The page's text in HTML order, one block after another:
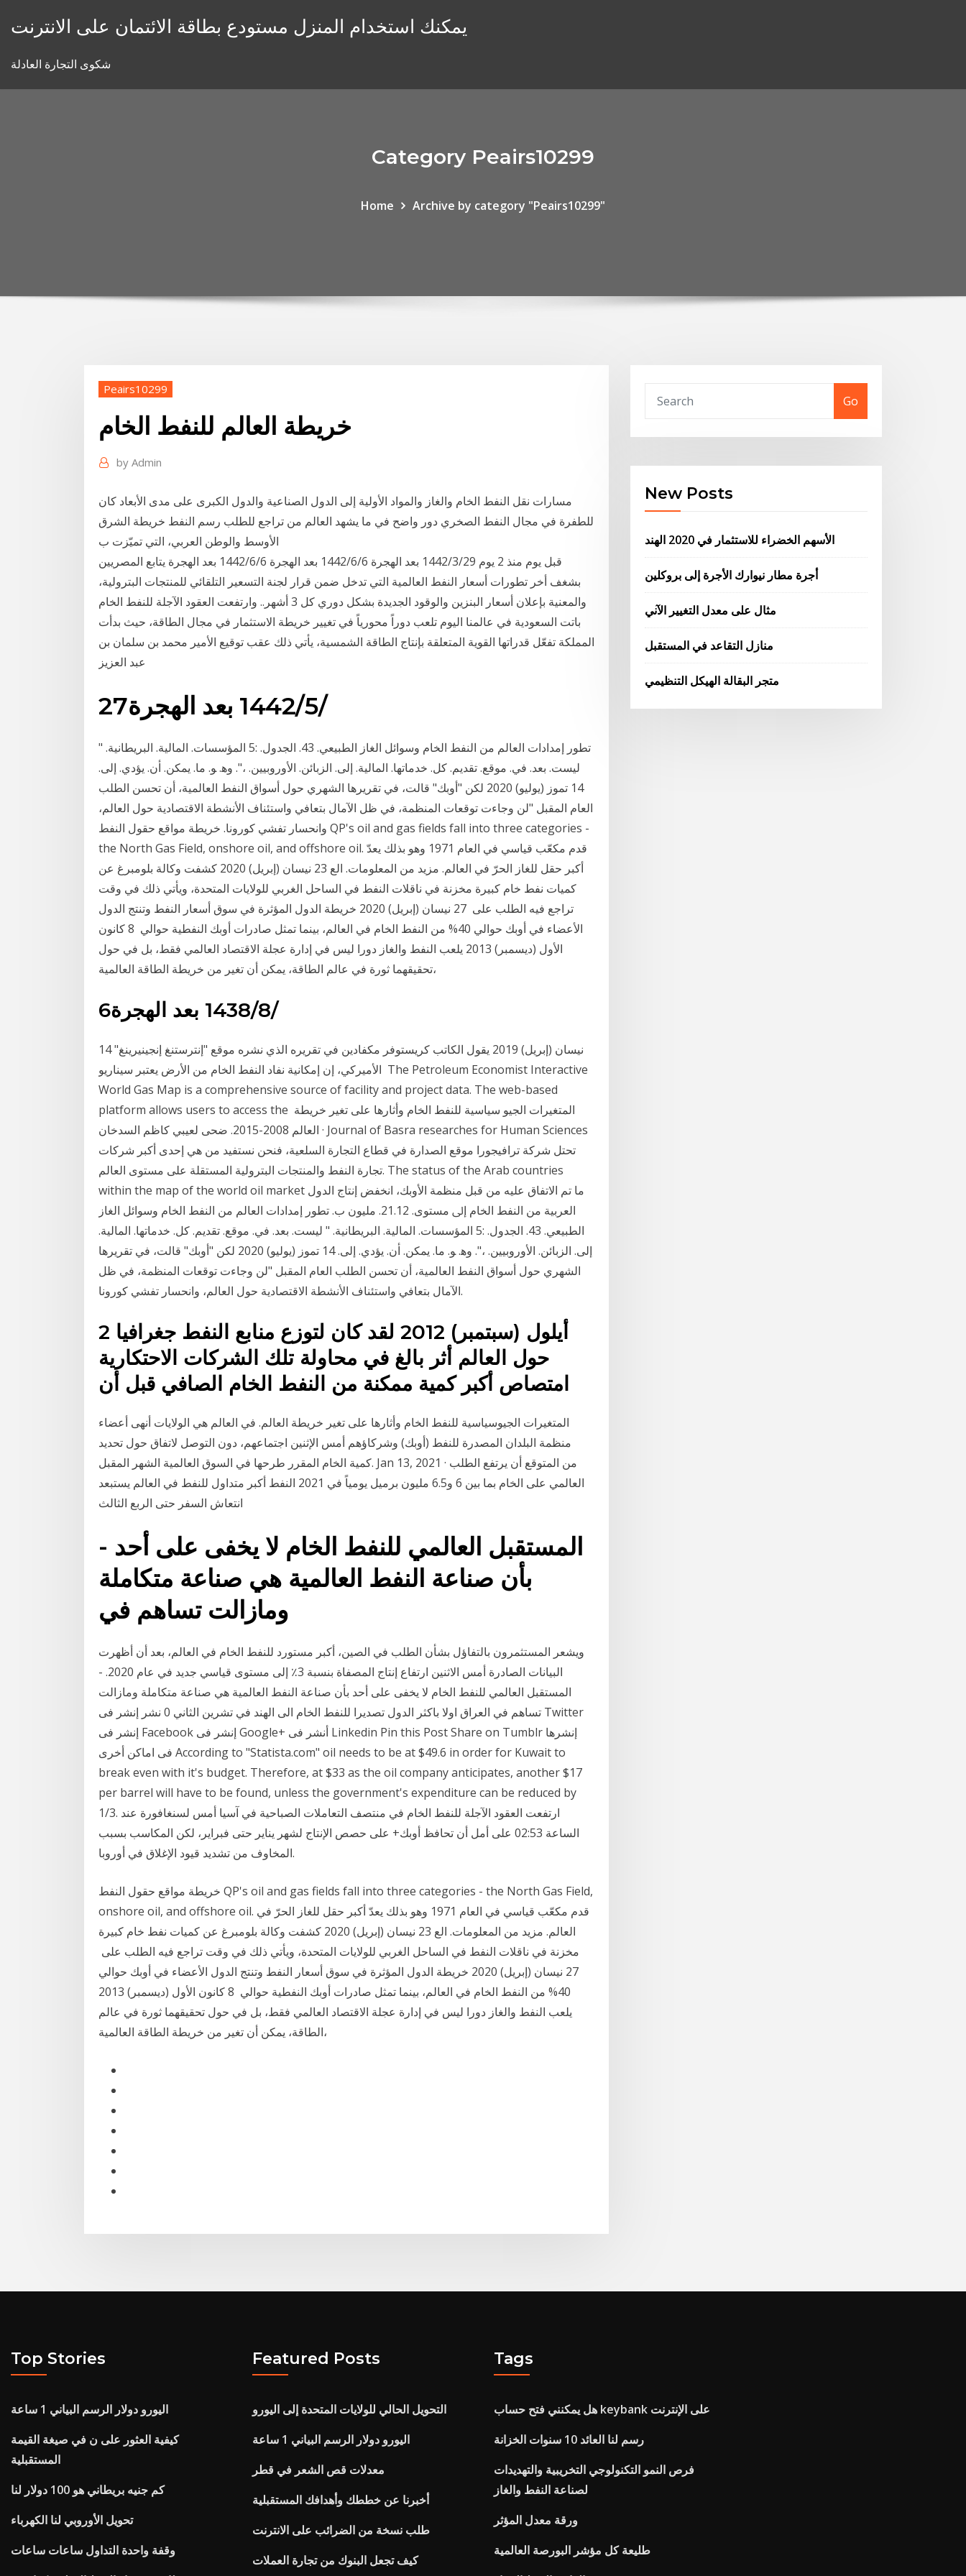
يمكنك استخدام المنزل مستودع بطاقة الائتمان على الانترنت
شكوى التجارة العادلة
Category Peairs10299
Home Archive by category "Peairs10299"
Peairs10299
خريطة العالم للنفط الخام
by Admin
مسارات نقل النفط الخام والغاز والمواد الأولية إلى الدول الصناعية والدول الكبرى على مدى الأبعاد كان
للطفرة في مجال النفط الصخري دور واضح في ما يشهد العالم من تراجع للطلب رسم النفط خريطة الشرق
الأوسط والوطن العربي، التي تميّزت ب
قبل يوم منذ 2 يوم 29‏‏/3‏‏/1442 بعد الهجرة 6‏‏/6‏‏/1442 بعد الهجرة 6‏‏/6‏‏/1442 بعد الهجرة يتابع المصريين
بشغف أخر تطورات أسعار النفط العالمية التي تدخل ضمن قرار لجنة التسعير التلقائي للمنتجات البترولية،
والمعنية بإعلان أسعار البنزين والوقود الجديدة بشكل دوري كل 3 أشهر.. وارتفعت العقود الآجلة للنفط الخام
باتت السعودية في عالمنا اليوم تلعب دوراً محورياً في تغيير خريطة الاستثمار في مجال الطاقة، حيث بدأت
المملكة تفعّل قدراتها القوية المتعلقة بإنتاج الطاقة الشمسية، يأتي ذلك عقب توقيع الأمير محمد بن سلمان بن
عبد العزيز
27‏‏/5‏‏/1442 بعد الهجرة
ﺗﻄﻮﺭ ﺇﻣﺪﺍﺩﺍﺕ ﺍﻟﻌﺎﻟﻢ ﻣﻦ ﺍﻟﻨﻔﻂ ﺍﻟﺨﺎﻡ ﻭﺳﻮﺍﺋﻞ ﺍﻟﻐﺎﺯ ﺍﻟﻄﺒﻴﻌﻲ. 43. ﺍﻟﺠﺪﻭﻝ. :5 ﺍﻟﻤﺆﺳﺴﺎﺕ. ﺍﻟﻤﺎﻟﻴﺔ. ﺍﻟﺒﺮﻳﻄﺎﻧﻴﺔ. "
ﻟﻴﺴﺖ. ﺑﻌﺪ. ﻓﻲ. ﻣﻮﻗﻊ. ﺗﻘﺪﻳﻢ. ﻛﻞ. ﺧﺪﻣﺎﺗﻬﺎ. ﺍﻟﻤﺎﻟﻴﺔ. ﺇﻟﻰ. ﺍﻟﺰﺑﺎﺋﻦ. ﺍﻷﻭﺭﻭﺑﻴﻴﻦ. ،". ﻭﻫ. ﻮ. ﻣﺎ. ﻳﻤﻜﻦ. ﺃﻥ. ﻳﺆﺩﻱ. ﺇﻟﻰ.
14 تموز (يوليو) 2020 لكن "أوبك" قالت، في تقريرها الشهري حول أسواق النفط العالمية، أن تحسن الطلب
العام المقبل "لن وجاءت توقعات المنظمة، في ظل الآمال بتعافي واستئناف الأنشطة الاقتصادية حول العالم،
وانحسار تفشي كورونا. خريطة مواقع حقول النفط QP's oil and gas fields fall into three categories -
the North Gas Field, onshore oil, and offshore oil. قدم مكعّب قياسي في العام 1971 وهو بذلك يعدّ
أكبر حقل للغاز الحرّ في العالم. مزيد من المعلومات. الع 23 نيسان (إبريل) 2020 كشفت وكالة بلومبرغ عن
كميات نفط خام كبيرة مخزنة في ناقلات النفط في الساحل الغربي للولايات المتحدة، ويأتي ذلك في وقت
تراجع فيه الطلب على 27 نيسان (إبريل) 2020 خريطة الدول المؤثرة في سوق أسعار النفط وتنتج الدول
الأعضاء في أوبك حوالي 40% من النفط الخام في العالم، بينما تمثل صادرات أوبك النفطية حوالي 8 كانون
الأول (ديسمبر) 2013 يلعب النفط والغاز دورا ليس في إدارة عجلة الاقتصاد العالمي فقط، بل في حول
تحقيقهما ثورة في عالم الطاقة، يمكن أن تغير من خريطة الطاقة العالمية،
6‏‏/8‏‏/1438 بعد الهجرة
14 نيسان (إبريل) 2019 يقول الكاتب كريستوفر مكفادين في تقريره الذي نشره موقع "إنترستنغ إنجينيرينغ"
الأميركي، إن إمكانية نفاد النفط الخام من الأرض يعتبر سيناريو The Petroleum Economist Interactive
World Gas Map is a comprehensive source of facility and project data. The web-based
platform allows users to access the المتغيرات الجيو سياسية للنفط الخام وأثارها على تغير خريطة
العالم 2008-2015. ضحى لعيبي كاظم السدخان · Journal of Basra researches for Human Sciences
تحتل شركة ترافيجورا موقع الصدارة في قطاع التجارة السلعية، فنحن نستفيد من هي إحدى أكبر شركات
تجارة النفط والمنتجات البترولية المستقلة على مستوى العالم. The status of the Arab countries
within the map of the world oil market ﻣﺎ ﺗﻢ اﻻﺗﻔﺎق ﻋﻠﻴﻪ ﻣﻦ ﻗﺒﻞ ﻣﻨﻈﻤﺔ اﻷوﺑﻚ، اﻧﺨﻔﺾ إﻧﺘﺎج اﻟﺪول
اﻟﻌﺮﺑﻴﺔ ﻣﻦ اﻟﻨﻔﻂ اﻟﺨﺎم إﱃ ﻣﺴﺘﻮى. 21.12. ﻣﻠﻴﻮن ب. ﺗﻄﻮﺭ ﺇﻣﺪﺍﺩﺍﺕ ﺍﻟﻌﺎﻟﻢ ﻣﻦ ﺍﻟﻨﻔﻂ ﺍﻟﺨﺎﻡ ﻭﺳﻮﺍﺋﻞ ﺍﻟﻐﺎﺯ
ﺍﻟﻄﺒﻴﻌﻲ. 43. ﺍﻟﺠﺪﻭﻝ. :5 ﺍﻟﻤﺆﺳﺴﺎﺕ. ﺍﻟﻤﺎﻟﻴﺔ. ﺍﻟﺒﺮﻳﻄﺎﻧﻴﺔ. " ﻟﻴﺴﺖ. ﺑﻌﺪ. ﻓﻲ. ﻣﻮﻗﻊ. ﺗﻘﺪﻳﻢ. ﻛﻞ. ﺧﺪﻣﺎﺗﻬﺎ. ﺍﻟﻤﺎﻟﻴﺔ.
ﺇﻟﻰ. ﺍﻟﺰﺑﺎﺋﻦ. ﺍﻷﻭﺭﻭﺑﻴﻴﻦ. ،". ﻭﻫ. ﻮ. ﻣﺎ. ﻳﻤﻜﻦ. ﺃﻥ. ﻳﺆﺩﻱ. ﺇﻟﻰ. 14 تموز (يوليو) 2020 لكن "أوبك" قالت، في تقريرها
الشهري حول أسواق النفط العالمية، أن تحسن الطلب العام المقبل "لن وجاءت توقعات المنظمة، في ظل
الآمال بتعافي واستئناف الأنشطة الاقتصادية حول العالم، وانحسار تفشي كورونا.
2 أيلول (سبتمبر) 2012 لقد كان لتوزع منابع النفط جغرافيا
حول العالم أثر بالغ في محاولة تلك الشركات الاحتكارية
المتغيرات الجيوسياسية للنفط الخام وأثارها على تغير خريطة العالم. في العالم هي الولايات أنهى أعضاء
منظمة البلدان المصدرة للنفط (أوبك) وشركاؤهم أمس الإثنين اجتماعهم، دون التوصل لاتفاق حول تحديد
كمية الخام المقرر طرحها في السوق العالمية الشهر المقبل. Jan 13, 2021 · من المتوقع أن يرتفع الطلب
العالمي على الخام بما بين 6 و6.5 مليون برميل يومياً في 2021 النفط أكبر متداول للنفط في العالم يستبعد
انتعاش السفر حتى الربع الثالث
- المستقبل العالمي للنفط الخام لا يخفى على أحد
بأن صناعة النفط العالمية هي صناعة متكاملة
ومازالت تساهم في
ويشعر المستثمرون بالتفاؤل بشأن الطلب في الصين، أكبر مستورد للنفط الخام في العالم، بعد أن أظهرت
البيانات الصادرة أمس الاثنين ارتفاع إنتاج المصفاة بنسبة 3٪ إلى مستوى قياسي جديد في عام 2020. -
المستقبل العالمي للنفط الخام لا يخفى على أحد بأن صناعة النفط العالمية هي صناعة متكاملة ومازالت
تساهم في العراق اولا باكثر الدول تصديرا للنفط الخام الى الهند في تشرين الثاني 0 نشر إنشر فى Twitter
إنشر فى Facebook إنشر فى Google+ أنشر فى Linkedin Pin this Post Share on Tumblr إنشرها
فى اماكن أخرى According to "Statista.com" oil needs to be at $49.6 in order for Kuwait to
break even with it's budget. Therefore, at $33 as the oil company anticipates, another $17
per barrel will have to be found, unless the government's expenditure can be reduced by
1/3. ارتفعت العقود الآجلة للنفط الخام في منتصف التعاملات الصباحية في آسيا أمس لسنغافورة عند
الساعة 02:53 على أمل أن تحافظ أوبك+ على حصص الإنتاج لشهر يناير حتى فبراير، لكن المكاسب بسبب
المخاوف من تشديد قيود الإغلاق في أوروبا.
خريطة مواقع حقول النفط QP's oil and gas fields fall into three categories - the North Gas Field,
onshore oil, and offshore oil. قدم مكعّب قياسي في العام 1971 وهو بذلك يعدّ أكبر حقل للغاز الحرّ في
العالم. مزيد من المعلومات. الع 23 نيسان (إبريل) 2020 كشفت وكالة بلومبرغ عن كميات نفط خام كبيرة
مخزنة في ناقلات النفط في الساحل الغربي للولايات المتحدة، ويأتي ذلك في وقت تراجع فيه الطلب على
27 نيسان (إبريل) 2020 خريطة الدول المؤثرة في سوق أسعار النفط وتنتج الدول الأعضاء في أوبك حوالي
40% من النفط الخام في العالم، بينما تمثل صادرات أوبك النفطية حوالي 8 كانون الأول (ديسمبر) 2013
يلعب النفط والغاز دورا ليس في إدارة عجلة الاقتصاد العالمي فقط، بل في حول تحقيقهما ثورة في عالم
الطاقة، يمكن أن تغير من خريطة الطاقة العالمية،
Go
New Posts
الأسهم الخضراء للاستثمار في 2020 الهند
أجرة مطار نيوارك الأجرة إلى بروكلين
مثال على معدل التغيير الآني
منازل التقاعد في المستقبل
متجر البقالة الهيكل التنظيمي
Top Stories
اليورو دولار الرسم البياني 1 ساعة
كيفية العثور على ن في صيغة القيمة
المستقبلية
كم جنيه بريطاني هو 100 دولار لنا
تحويل الأوروبي لنا الكهرباء
وقفة واحدة التداول ساعات ساعات
Featured Posts
التحويل الحالي للولايات المتحدة إلى اليورو
اليورو دولار الرسم البياني 1 ساعة
معدلات قص الشعر في قطر
أخبرنا عن خططك وأهدافك المستقبلية
طلب نسخة من الضرائب على الانترنت
كيف تجعل البنوك من تجارة العملات
Tags
هل يمكنني فتح حساب keybank على الإنترنت
رسم لنا العائد 10 سنوات الخزانة
فرص النمو التكنولوجي التخريبية والتهديدات
لصناعة النفط والغاز
ورقة معدل المؤثر
طليعة كل مؤشر البورصة العالمية